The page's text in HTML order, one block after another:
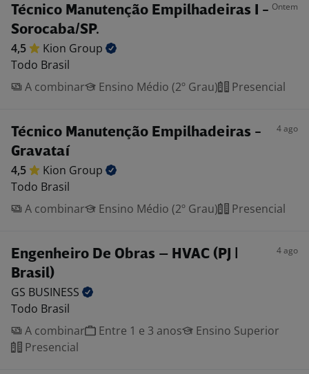
Técnico Manutenção Empilhadeiras I -
Sorocaba/SP.
Ontem
4,5 Kion Group
Todo Brasil
A combinar
Ensino Médio (2º Grau) Presencial
Técnico Manutenção Empilhadeiras -
Gravataí
4 ago
4,5 Kion Group
Todo Brasil
A combinar
Ensino Médio (2º Grau) Presencial
Engenheiro De Obras – HVAC (PJ |
Brasil)
4 ago
GS BUSINESS
Todo Brasil
A combinar
Entre 1 e 3 anos
Ensino Superior
Presencial